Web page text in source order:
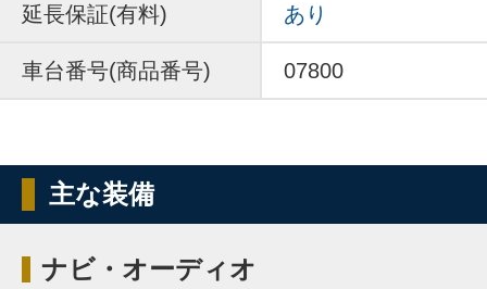
延長保証(有料) あり
車台番号(商品番号) 07800
主な装備
ナビ・オーディオ